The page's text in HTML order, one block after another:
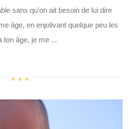
sans qu’on ait besoin de lui dire
âge, en enjolivant quelque peu les
ton âge, je me ...